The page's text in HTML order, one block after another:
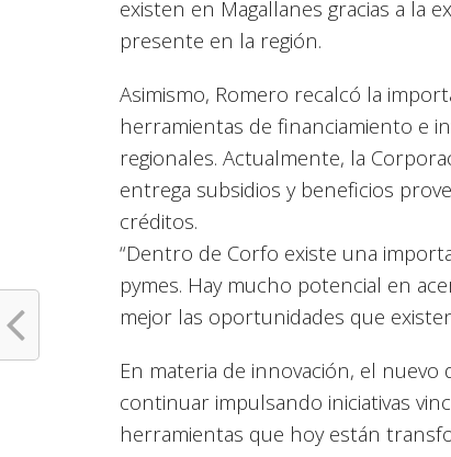
existen en Magallanes gracias a la
presente en la región.
Asimismo, Romero recalcó la
herramientas de financiamiento e
regionales. Actualmente, la
entrega subsidios y beneficios
créditos.
“Dentro de Corfo existe una
pymes. Hay mucho potencial en
mejor las oportunidades que
En materia de innovación, el
continuar impulsando iniciativas
herramientas que hoy están